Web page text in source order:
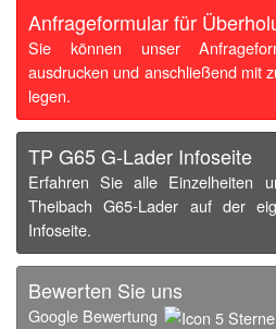
Anfrageformular für
Sie können unser
ausdrucken und anschließend mit
legen.
TP G65 G-Lader Infoseite
Erfahren Sie alle Einzelheiten
Theibach G65-Lader auf der
Infoseite.
Bewerten Sie uns
Google Bewertung